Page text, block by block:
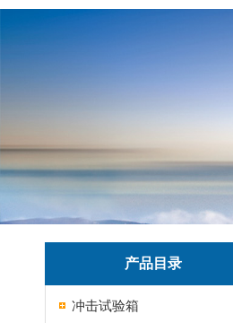
产品目录
冲击试验箱